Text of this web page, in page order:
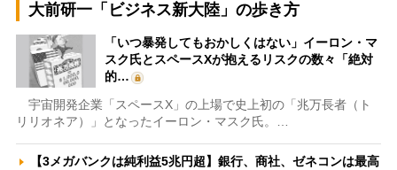
大前研一「ビジネス新大陸」の歩き方
「いつ暴発してもおかしくはない」イーロン・マ
スク氏とスペースXが抱えるリスクの数々「絶対
的…
宇宙開発企業「スペースX」の上場で史上初の「兆万長者（ト
リリオネア）」となったイーロン・マスク氏。…
【3メガバンクは純利益5兆円超】銀行、商社、ゼネコンは最高